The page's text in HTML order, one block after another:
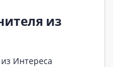
из
Интереса